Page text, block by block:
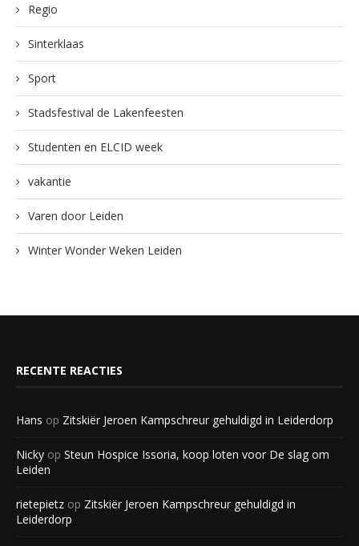
Regio
Sinterklaas
Sport
Stadsfestival de Lakenfeesten
Studenten en ELCID week
vakantie
Varen door Leiden
Winter Wonder Weken Leiden
RECENTE REACTIES
Hans op Zitskiër Jeroen Kampschreur gehuldigd in Leiderdorp
Nicky op Steun Hospice Issoria, koop loten voor De slag om
Leiden
rietepietz op Zitskiër Jeroen Kampschreur gehuldigd in
Leiderdorp